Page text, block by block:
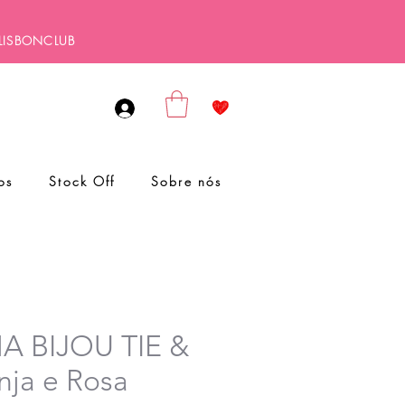
Stock Off Sobre nós
BIJOU TIE &
e Rosa